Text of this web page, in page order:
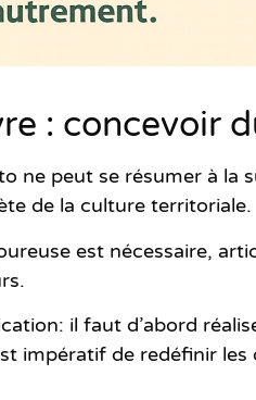
: concevoir
ne peut se résumer à la
de la culture territoriale.
est nécessaire,
il faut d’abord
impératif de redéfinir